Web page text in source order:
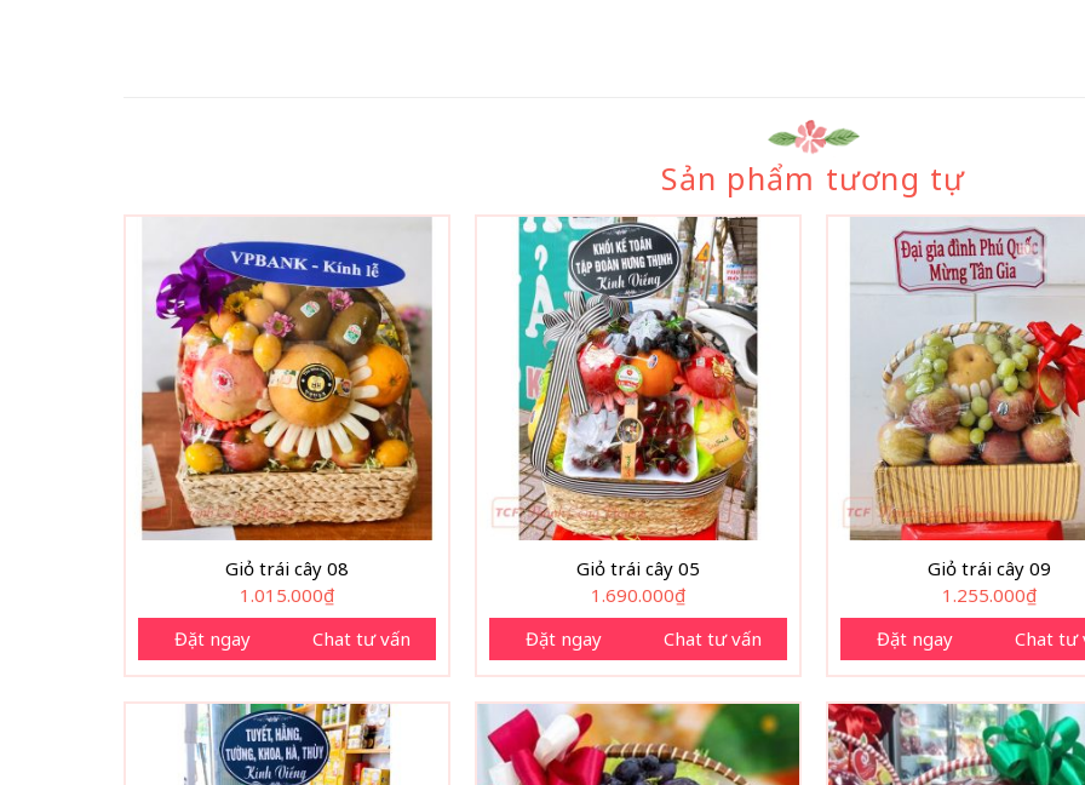
Sản phẩm tương tự
Giỏ trái cây 08
1.015.000₫
Đặt ngay
Chat tư vấn
Giỏ trái cây 05
1.690.000₫
Đặt ngay
Chat tư vấn
Giỏ trái cây 09
1.255.000₫
Đặt ngay
Chat tư